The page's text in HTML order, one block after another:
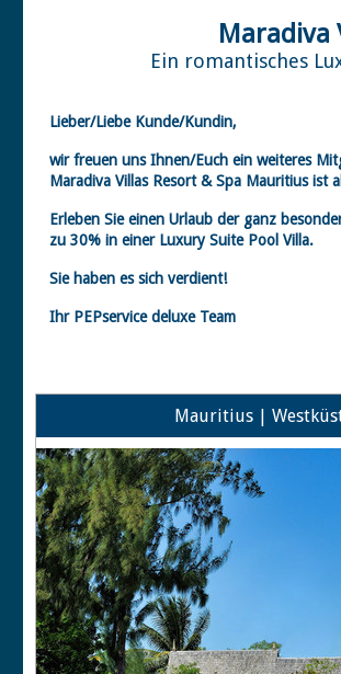
Maradiva
Ein romantisches
Lieber/Liebe Kunde/Kundin,
wir freuen uns Ihnen/Euch ein weiteres
Maradiva Villas Resort & Spa Mauritius ist
Erleben Sie einen Urlaub der ganz
zu 30% in einer Luxury Suite Pool Villa.
Sie haben es sich verdient!
Ihr PEPservice deluxe Team
Mauritius |